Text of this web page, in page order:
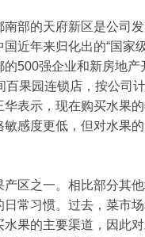
南部的天府新区是公司
近年来归化出的“国家
的500强企业和新房地产
百果园连锁店，按公司
表示，现在购买水果
敏感度更低，但对水果
产区之一。相比部分其
日常习惯。过去，菜市
水果的主要渠道，因此